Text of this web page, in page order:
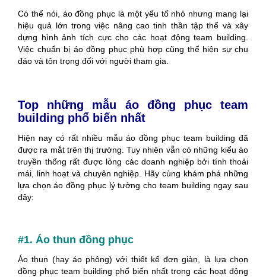
Có thể nói, áo đồng phục là một yếu tố nhỏ nhưng mang lại
hiệu quả lớn trong việc nâng cao tinh thần tập thể và xây
dựng hình ảnh tích cực cho các hoạt động team building.
Việc chuẩn bị áo đồng phục phù hợp cũng thể hiện sự chu
đáo và tôn trọng đối với người tham gia.
Top những mẫu áo đồng phục team
building phổ biến nhất
Hiện nay có rất nhiều mẫu áo đồng phục team building đã
được ra mắt trên thị trường. Tuy nhiên vẫn có những kiểu áo
truyền thống rất được lòng các doanh nghiệp bởi tính thoải
mái, linh hoạt và chuyên nghiệp. Hãy cùng khám phá những
lựa chọn áo đồng phục lý tưởng cho team building ngay sau
đây:
#1. Áo thun đồng phục
Áo thun (hay áo phông) với thiết kế đơn giản, là lựa chọn
đồng phục team building phổ biến nhất trong các hoạt động